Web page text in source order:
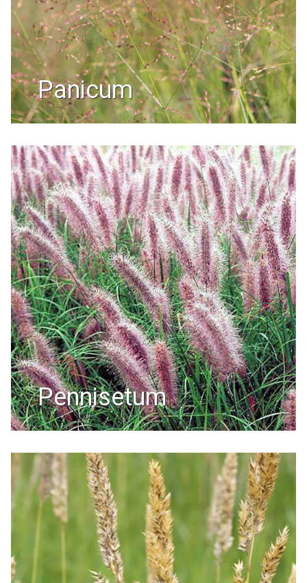
panicum
pennisetum